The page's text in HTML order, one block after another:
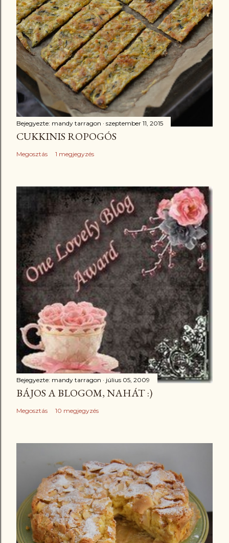
Bejegyezte: mandy tarragon szeptember 11, 2015
CUKKINIS ROPOGÓS
Megosztás 1 megjegyzés
Bejegyezte: mandy tarragon július 05, 2009
BÁJOS A BLOGOM, NAHÁT :)
Megosztás 10 megjegyzés